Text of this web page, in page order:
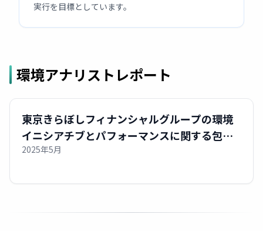
実行を目標としています。
環境アナリストレポート
東京きらぼしフィナンシャルグループの環境
イニシアチブとパフォーマンスに関する包括
的分析
2025年5月